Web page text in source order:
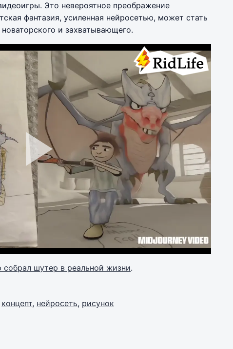
Это невероятное преображение
фантазия, усиленная нейросетью, может стать
и захватывающего.
Play
Video
собрал шутер в реальной жизни.
концепт, нейросеть, рисунок